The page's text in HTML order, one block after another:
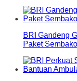
BRI Gandeng
Paket